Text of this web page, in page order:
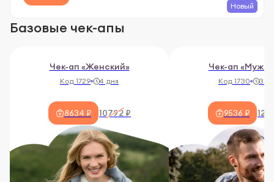
Базовые чек-апы
Чек-ап «Женский»
Код 1729 4 дня
8634 ₽ 10792 ₽
Чек-ап
Код 1730 3
9536 ₽
Новый